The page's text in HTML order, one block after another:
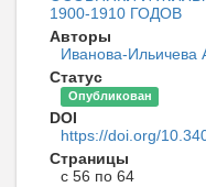
1900-1910 ГОДОВ
Авторы
Иванова-Ильичева
Статус
Опубликован
DOI
https://doi.org/
Страницы
с 56 по 64